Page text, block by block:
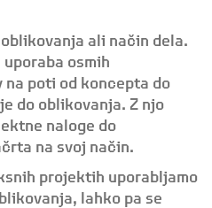
ali način dela.
osmih
poti od koncepta do
do oblikovanja. Z njo
naloge do
na svoj način.
projektih uporabljamo
lahko pa se